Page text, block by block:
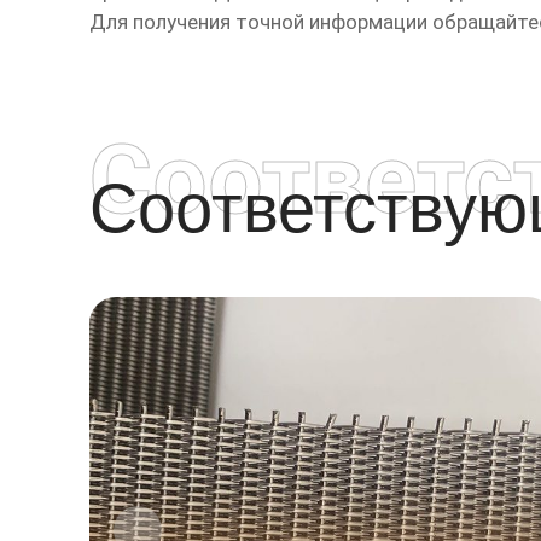
Для получения точной информации